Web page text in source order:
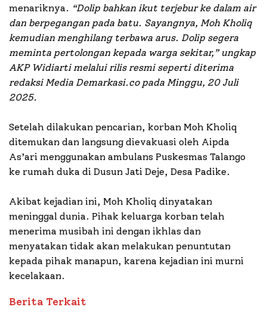
menariknya. “Dolip bahkan ikut terjebur ke dalam air
dan berpegangan pada batu. Sayangnya, Moh Kholiq
kemudian menghilang terbawa arus. Dolip segera
meminta pertolongan kepada warga sekitar,” ungkap
AKP Widiarti melalui rilis resmi seperti diterima
redaksi Media Demarkasi.co pada Minggu, 20 Juli
2025.
Setelah dilakukan pencarian, korban Moh Kholiq
ditemukan dan langsung dievakuasi oleh Aipda
As’ari menggunakan ambulans Puskesmas Talango
ke rumah duka di Dusun Jati Deje, Desa Padike.
Akibat kejadian ini, Moh Kholiq dinyatakan
meninggal dunia. Pihak keluarga korban telah
menerima musibah ini dengan ikhlas dan
menyatakan tidak akan melakukan penuntutan
kepada pihak manapun, karena kejadian ini murni
kecelakaan.
Berita Terkait